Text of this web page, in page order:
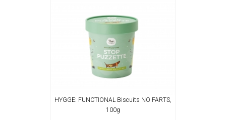
HYGGE: FUNCTIONAL Biscuits NO FARTS,
100g